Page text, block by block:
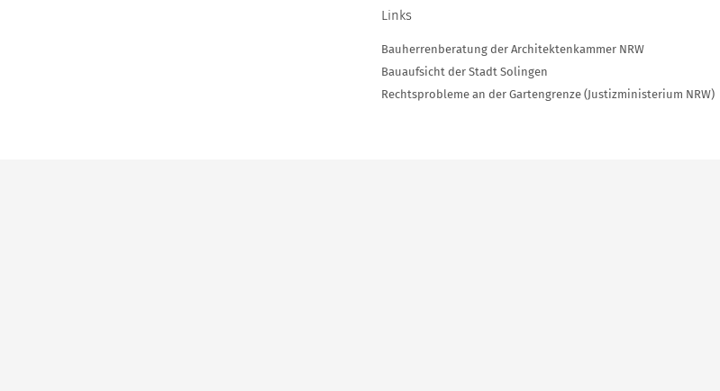
Links
Bauherrenberatung der Architektenkammer NRW
Bauaufsicht der Stadt Solingen
Rechtsprobleme an der Gartengrenze (Justizministerium NRW)